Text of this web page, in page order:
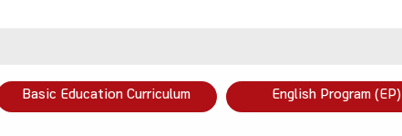
Basic Education Curriculum English Program (EP)